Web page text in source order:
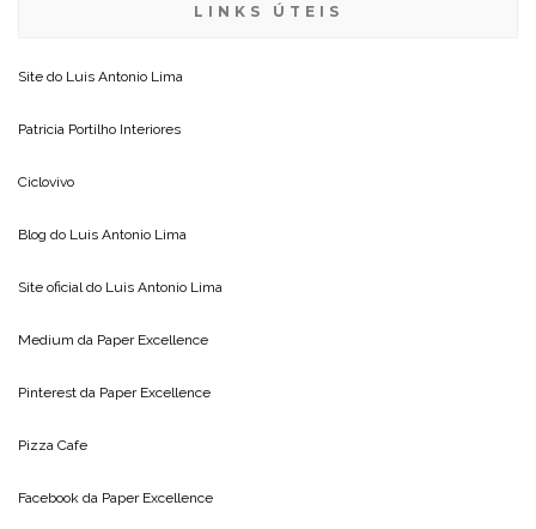
LINKS ÚTEIS
Site do Luis Antonio Lima
Patricia Portilho Interiores
Ciclovivo
Blog do Luis Antonio Lima
Site oficial do Luis Antonio Lima
Medium da Paper Excellence
Pinterest da Paper Excellence
Pizza Cafe
Facebook da Paper Excellence